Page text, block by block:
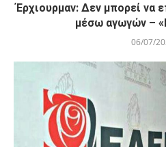
Έρχιουρμαν: Δεν μπορεί να
μέσω αγωγών –
06/07/